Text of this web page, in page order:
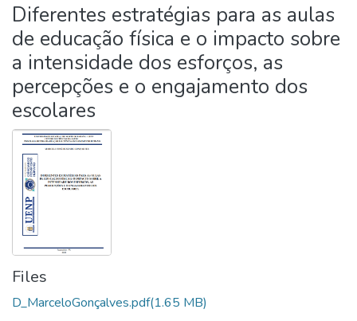
Statistics
Diferentes estratégias para as aulas
de educação física e o impacto sobre
a intensidade dos esforços, as
percepções e o engajamento dos
escolares
Files
D_MarceloGonçalves.pdf(1.65 MB)